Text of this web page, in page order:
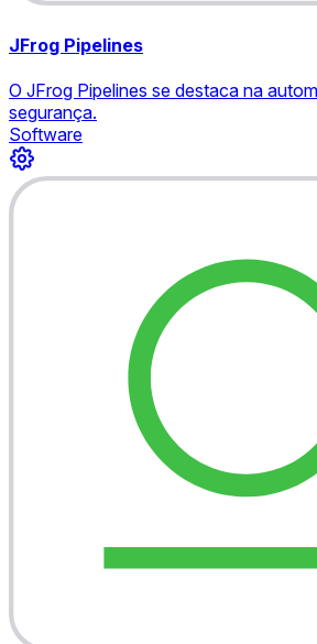
JFrog Pipelines
O JFrog Pipelines se destaca na
segurança.
Software